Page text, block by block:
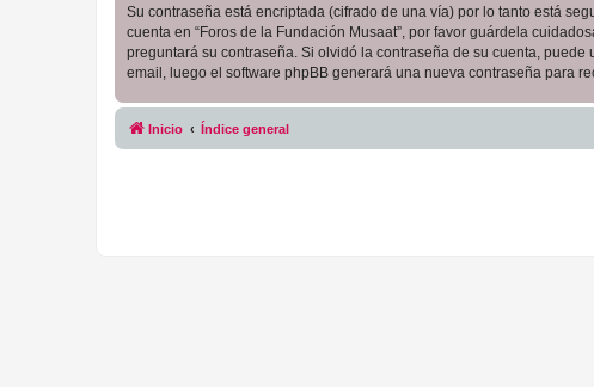
Su contraseña está encriptada (cifrado de una vía) por lo tanto está
cuenta en “Foros de la Fundación Musaat”, por favor guárdela
preguntará su contraseña. Si olvidó la contraseña de su cuenta,
email, luego el software phpBB generará una nueva contraseña para
Inicio Índice general